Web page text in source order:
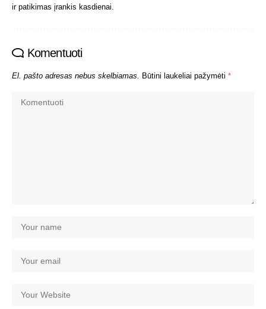
ir patikimas įrankis kasdienai.
Komentuoti
El. pašto adresas nebus skelbiamas. Būtini laukeliai pažymėti *